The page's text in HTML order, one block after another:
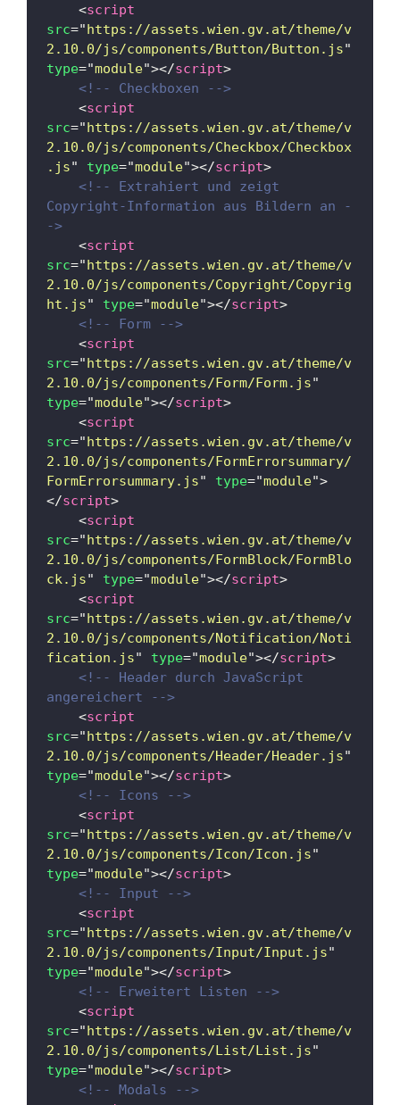
<script
src="https://assets.wien.gv.at/theme/v
2.10.0/js/components/Button/Button.js"
type="module"></script>
<!-- Checkboxen -->
<script
src="https://assets.wien.gv.at/theme/v
2.10.0/js/components/Checkbox/Checkbox
.js" type="module"></script>
<!-- Extrahiert und zeigt
Copyright-Information aus Bildern an -
->
<script
src="https://assets.wien.gv.at/theme/v
2.10.0/js/components/Copyright/Copyrig
ht.js" type="module"></script>
<!-- Form -->
<script
src="https://assets.wien.gv.at/theme/v
2.10.0/js/components/Form/Form.js"
type="module"></script>
<script
src="https://assets.wien.gv.at/theme/v
2.10.0/js/components/FormErrorsummary/
FormErrorsummary.js" type="module">
</script>
<script
src="https://assets.wien.gv.at/theme/v
2.10.0/js/components/FormBlock/FormBlo
ck.js" type="module"></script>
<script
src="https://assets.wien.gv.at/theme/v
2.10.0/js/components/Notification/Noti
fication.js" type="module"></script>
<!-- Header durch JavaScript
angereichert -->
<script
src="https://assets.wien.gv.at/theme/v
2.10.0/js/components/Header/Header.js"
type="module"></script>
<!-- Icons -->
<script
src="https://assets.wien.gv.at/theme/v
2.10.0/js/components/Icon/Icon.js"
type="module"></script>
<!-- Input -->
<script
src="https://assets.wien.gv.at/theme/v
2.10.0/js/components/Input/Input.js"
type="module"></script>
<!-- Erweitert Listen -->
<script
src="https://assets.wien.gv.at/theme/v
2.10.0/js/components/List/List.js"
type="module"></script>
<!-- Modals -->